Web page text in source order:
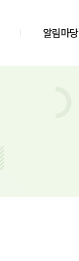
알림마당